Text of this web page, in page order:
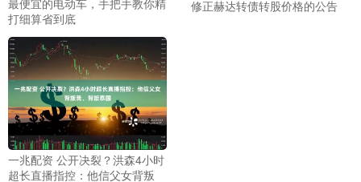
最便宜的电动车，手把手教你精
打细算省到底
修正赫达转债转股价格的公告
一兆配资 公开决裂？洪森4小时
超长直播指控：他信父女背叛